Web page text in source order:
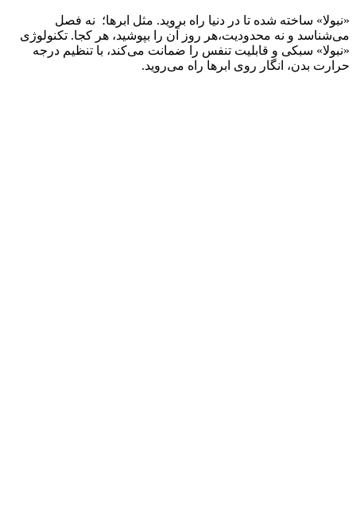
«نبولا» ساخته شده تا در دنیا راه بروید. مثل ابرها؛ نه فصل
می‌شناسد و نه محدودیت،هر روز آن را بپوشید، هر کجا. تکنولوژی
«نبولا» سبکی و قابلیت تنفس را ضمانت می‌کند، با تنظیم درجه
حرارت بدن، انگار روی ابرها راه می‌روید.